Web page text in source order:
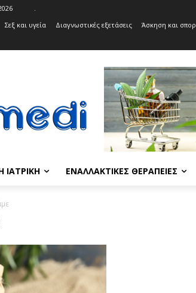
.
Σεξ και υγεία Διαγνωστικές εξετάσεις Άσκηση και σπορ
ΙΑΤΡΙΚΉ ΕΝΑΛΛΑΚΤΙΚΈΣ ΘΕΡΑΠΕΊΕΣ